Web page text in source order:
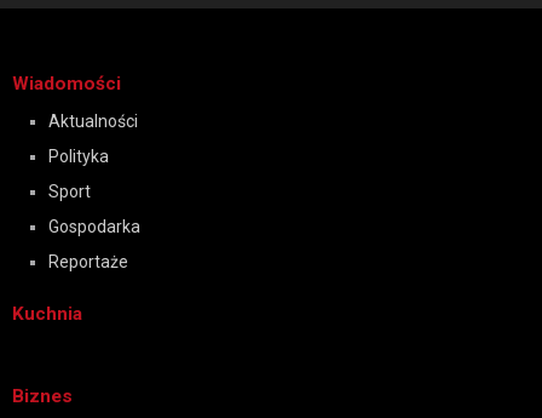
Wiadomości
Aktualności
Polityka
Sport
Gospodarka
Reportaże
Kuchnia
Biznes